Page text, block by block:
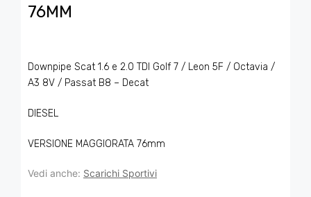
76MM
Downpipe Scat 1.6 e 2.0 TDI Golf 7 / Leon 5F / Octavia /
A3 8V / Passat B8 – Decat
DIESEL
VERSIONE MAGGIORATA 76mm
Vedi anche: Scarichi Sportivi